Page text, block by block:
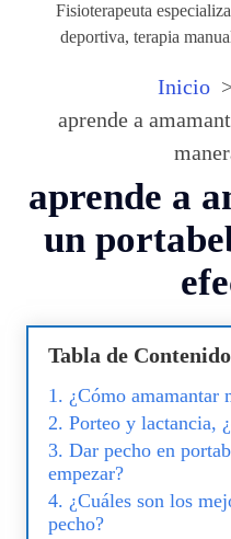
Fisioterapeuta
deportiva, terapia
Inicio
aprende a
aprende a
un
Tabla de
¿Cómo amamantar
Porteo y lactancia,
Dar pecho en
empezar?
¿Cuáles son los
pecho?